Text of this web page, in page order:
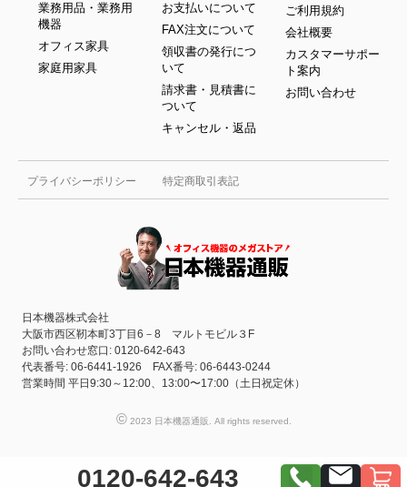
0120-642-643
プライバシーポリシー 特定商取引表記
日本機器株式会社
大阪市西区靭本町3丁目6－8 マルトモビル３F
お問い合わせ窓口: 0120-642-643
代表番号: 06-6441-1926 FAX番号: 06-6443-0244
営業時間 平日9:30～12:00、13:00〜17:00（土日祝定休）
業務用品・業務用
機器
オフィス家具
家庭用家具
お支払いについて
FAX注文について
領収書の発行につ
いて
請求書・見積書に
ついて
キャンセル・返品
ご利用規約
会社概要
カスタマーサポー
ト案内
お問い合わせ
©2023 日本機器通販. All rights reserved.